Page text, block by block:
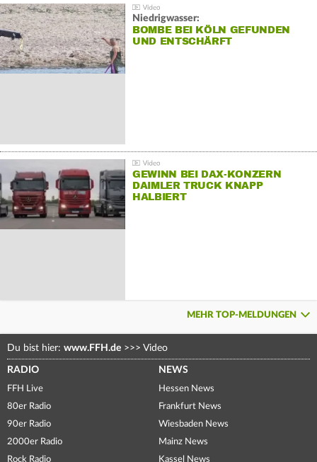
Niedrigwasser:
BOMBE BEI KÖLN GEFUNDEN
UND ENTSCHÄRFT
GEWINN BEI DAX-KONZERN
DAIMLER TRUCK KNAPP
HALBIERT
MEHR TOP-MELDUNGEN
Du bist hier: www.FFH.de >>> Video
RADIO
FFH Live
80er Radio
90er Radio
2000er Radio
Rock Radio
NEWS
Hessen News
Frankfurt News
Wiesbaden News
Mainz News
Kassel News